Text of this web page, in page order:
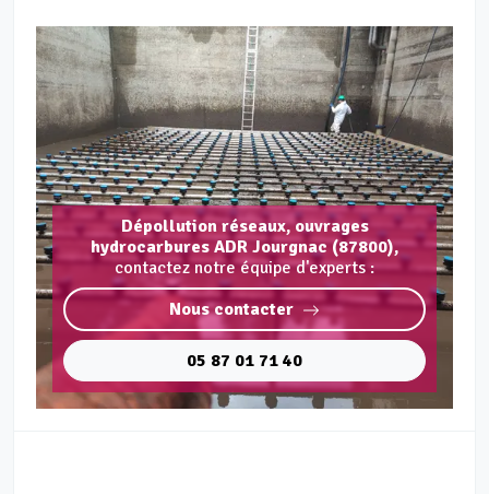
Dépollution réseaux, ouvrages
hydrocarbures ADR Jourgnac (87800),
contactez notre équipe d'experts :
Nous contacter
05 87 01 71 40